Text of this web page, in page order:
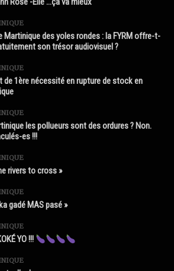
Martinique des yoles rondes : la FYRM offre-t-
son trésor audiovisuel ?
de 1ère nécessité en rupture de stock en
les pollueurs sont des ordures ? Non.
es !!!
rivers to cross »
gadé MAS pasé »
YO !!!